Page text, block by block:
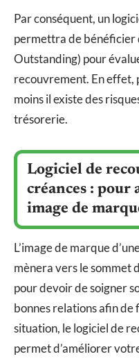
Par conséquent, un
permettra de bénéficier
Outstanding) pour
recouvrement. En effet,
moins il existe des
trésorerie.
Logiciel de
créances : pour
image de
L’image de marque
mènera vers le sommet
pour devoir de soigner
bonnes relations afin de
situation, le logiciel de
permet d’améliorer